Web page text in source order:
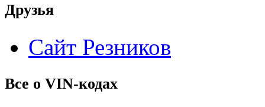
Друзья
Сайт Резников
Все о VIN-кодах